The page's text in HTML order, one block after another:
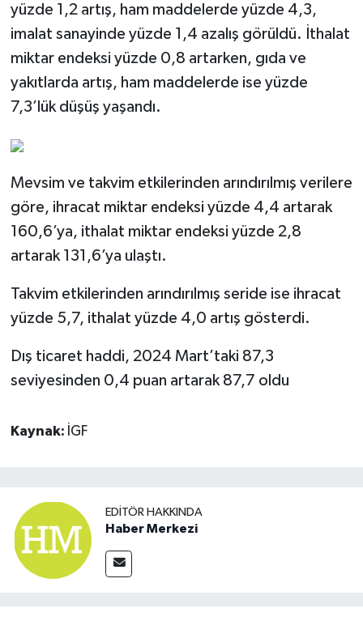
yüzde 1,2 artış, ham maddelerde yüzde 4,3,
imalat sanayinde yüzde 1,4 azalış görüldü. İthalat
miktar endeksi yüzde 0,8 artarken, gıda ve
yakıtlarda artış, ham maddelerde ise yüzde
7,3’lük düşüş yaşandı.
Mevsim ve takvim etkilerinden arındırılmış verilere
göre, ihracat miktar endeksi yüzde 4,4 artarak
160,6’ya, ithalat miktar endeksi yüzde 2,8
artarak 131,6’ya ulaştı.
Takvim etkilerinden arındırılmış seride ise ihracat
yüzde 5,7, ithalat yüzde 4,0 artış gösterdi.
Dış ticaret haddi, 2024 Mart’taki 87,3
seviyesinden 0,4 puan artarak 87,7 oldu
Kaynak: İGF
EDITÖR HAKKINDA
Haber Merkezi